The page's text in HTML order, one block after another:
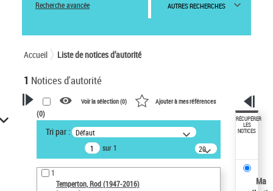
Recherche avancée AUTRES RECHERCHES
Accueil Liste de notices d’autorité
1 Notices d'autorité
VOTRE RECHERCHE
Recherche avancée dans les
notices d’autorité
Œuvres liées à l'auteur :
Temperton, Rod (1947-2016)
Voir la sélection (0) Ajouter à mes références
(0)
Tri par : Défaut
sur 1
20
résultats/page
1
Temperton, Rod (1947-2016)
RÉCUPÉRER
LES
NOTICES
Ma